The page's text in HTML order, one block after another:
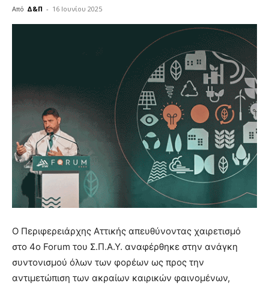
Από Δ&Π - 16 Ιουνίου 2025
show.desi
xxx
lyons
teaches
you
the
meaning
of
pain.
hd
porn
Ο Περιφερειάρχης Αττικής απευθύνοντας χαιρετισμό
στο 4ο Forum του Σ.Π.Α.Υ. αναφέρθηκε στην ανάγκη
συντονισμού όλων των φορέων ως προς την
αντιμετώπιση των ακραίων καιρικών φαινομένων,